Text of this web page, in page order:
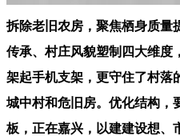
拆除老旧农房，聚焦栖身质量
传承、村庄风貌塑制四大维度
架起手机支架，更守住了村落
城中村和危旧房。优化结构，
板，正在嘉兴，以建建设想、